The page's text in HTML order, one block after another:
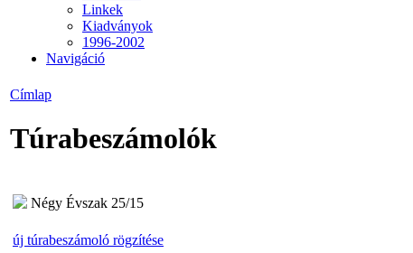
Linkek
Kiadványok
1996-2002
Navigáció
Címlap
Túrabeszámolók
Négy Évszak 25/15
új túrabeszámoló rögzítése